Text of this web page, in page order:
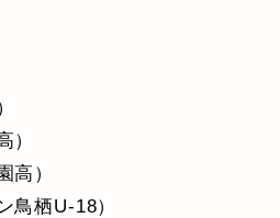
）
高）
鳥栖U-18）